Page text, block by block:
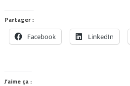
Partager :
Facebook LinkedIn
J’aime ça :